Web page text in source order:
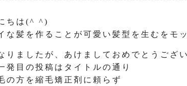
ちは(^ ^)
な髪を作ることが可愛い髪型を生むをモ
りましたが、あけましておめでとうござ
発目の投稿はタイトルの通り
の方を縮毛矯正剤に頼らず